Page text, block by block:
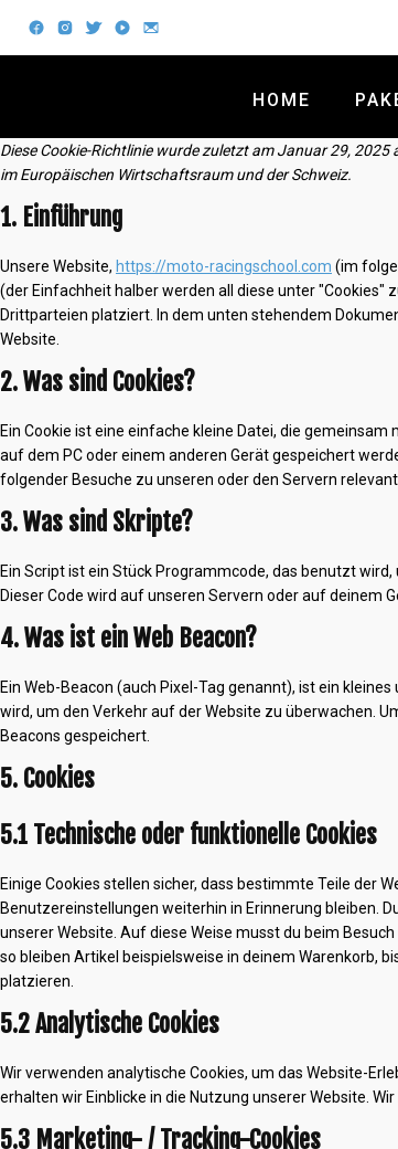
HOME
Diese Cookie-Richtlinie wurde zuletzt am Januar 29,
im Europäischen Wirtschaftsraum und der Schweiz.
1. Einführung
Unsere Website, https://moto-racingschool.com (im
(der Einfachheit halber werden all diese unter
Drittparteien platziert. In dem unten stehendem
Website.
2. Was sind Cookies?
Ein Cookie ist eine einfache kleine Datei, die
auf dem PC oder einem anderen Gerät gespeichert
folgender Besuche zu unseren oder den Servern
3. Was sind Skripte?
Ein Script ist ein Stück Programmcode, das benutzt
Dieser Code wird auf unseren Servern oder auf deinem
4. Was ist ein Web Beacon?
Ein Web-Beacon (auch Pixel-Tag genannt), ist ein
wird, um den Verkehr auf der Website zu überwachen.
Beacons gespeichert.
5. Cookies
5.1 Technische oder funktionelle Cookies
Einige Cookies stellen sicher, dass bestimmte Teile der
Benutzereinstellungen weiterhin in Erinnerung bleiben.
unserer Website. Auf diese Weise musst du beim
so bleiben Artikel beispielsweise in deinem Warenkorb,
platzieren.
5.2 Analytische Cookies
Wir verwenden analytische Cookies, um das Website-
erhalten wir Einblicke in die Nutzung unserer Website.
5.3 Marketing- / Tracking-Cookies